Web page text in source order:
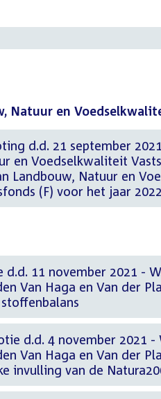
Natuur en
d.d. 21 september
en Voedselkwaliteit
Landbouw, Natuur en
(F) voor het jaar 2022
11 november 2021 -
Van Haga en Van der
d.d. 4 november 2021 -
Van Haga en Van der
invulling van de